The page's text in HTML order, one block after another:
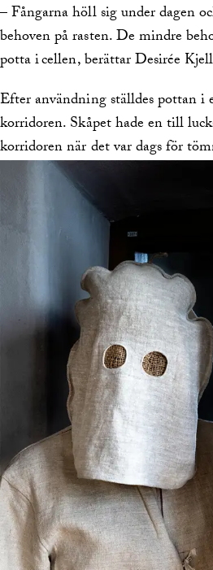
– Fångarna höll sig under dagen
behoven på rasten. De mindre
potta i cellen, berättar Desirée
Efter användning ställdes pottan i
korridoren. Skåpet hade en till
korridoren när det var dags för